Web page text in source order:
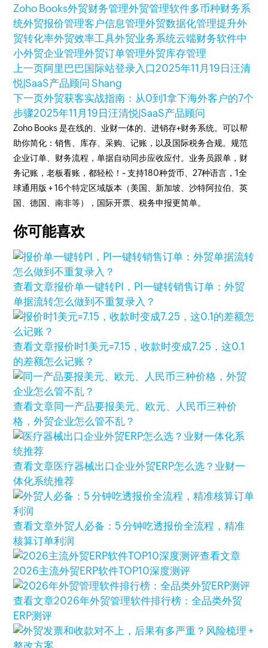
Zoho Books外贸财务管理外贸管理软件多币种财务系
统外贸报价管理客户信息管理外贸数据化管理提升外
贸转化率外贸效率工具外贸业务系统云端财务软件中
小外贸企业管理外贸订单管理外贸库存管理
上一页阿里巴巴国际站登录入口2025年11月19日汪清
悦|SaaS产品顾问 Shang
下一页外贸获客实战指南：从0到1拿下海外客户的7个
步骤2025年11月19日汪清悦|SaaS产品顾问
Zoho Books 是在线的、业财一体的、进销存+财务系统。可以帮
助你简化：销售、库存、采购、记账，以及国际税务合规。规范
企业订单、财务流程，单据自动同步应收应付。业务员跟单，财
务记账，老板看账，都轻松！~ 支持180种货币、27种语言，1全
球通用版 + 16个特定区域版本（美国、新加坡、沙特阿拉伯、英
国、德国、南非等），国际开票、税务申报更简单。
你可能喜欢
查看文章报价单一键转PI，PI一键转销售订单：外贸
单据流转怎么做到不重复录入？
查看文章报价时1美元=7.15，收款时变成7.25，这0.1
的差额怎么记账？
查看文章同一产品要报美元、欧元、人民币三种价
格，外贸企业怎么管不乱？
查看文章医疗器械出口企业外贸ERP怎么选？业财一
体化系统推荐
查看文章外贸人必备：5 分钟吃透报价全流程，精准
核算订单利润
查看文章
2026主流外贸ERP软件TOP10深度测评
查看文章2026年外贸管理软件排行榜：全品类外贸
ERP测评